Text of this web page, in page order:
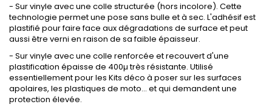
- Sur vinyle avec une colle structurée (hors incolore). Cette
technologie permet une pose sans bulle et à sec. L'adhésif est
plastifié pour faire face aux dégradations de surface et peut
aussi être verni en raison de sa faible épaisseur.
- Sur vinyle avec une colle renforcée et recouvert d'une
plastification épaisse de 400µ très résistante. Utilisé
essentiellement pour les Kits déco à poser sur les surfaces
apolaires, les plastiques de moto... et qui demandent une
protection élevée.